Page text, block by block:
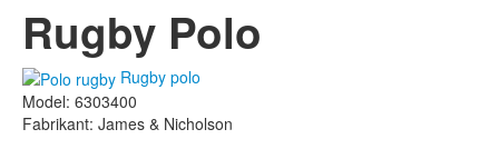
Rugby Polo
Rugby polo
Model: 6303400
Fabrikant: James & Nicholson